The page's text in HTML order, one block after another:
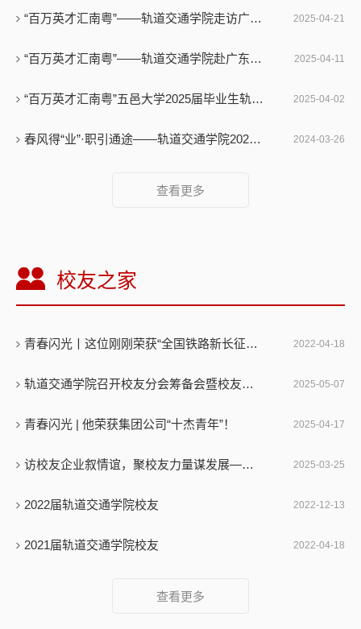
“百万英才汇南粤”——轨道交通学院走访广东轨道交通产业园企业访企拓岗 2025-04-21
“百万英才汇南粤”——轨道交通学院赴广东众城交通技术有限公司访企拓岗促就业 2025-04-11
“百万英才汇南粤”五邑大学2025届毕业生轨道交通学院“广铁集团”专场招聘会 2025-04-02
春风得“业”·职引通途——轨道交通学院2024届毕业生春季专场招聘会（首场）顺利开展 2024-03-26
查看更多
校友之家
青春闪光丨这位刚刚荣获“全国铁路新长征突击手”的邑大人，妥妥的“斜杠青年” 2022-04-18
轨道交通学院召开校友分会筹备会暨校友座谈会 2025-05-07
青春闪光 | 他荣获集团公司“十杰青年”！ 2025-04-17
访校友企业叙情谊，聚校友力量谋发展——轨道交通学院走访校友企业 2025-03-25
2022届轨道交通学院校友 2022-12-13
2021届轨道交通学院校友 2022-04-18
查看更多